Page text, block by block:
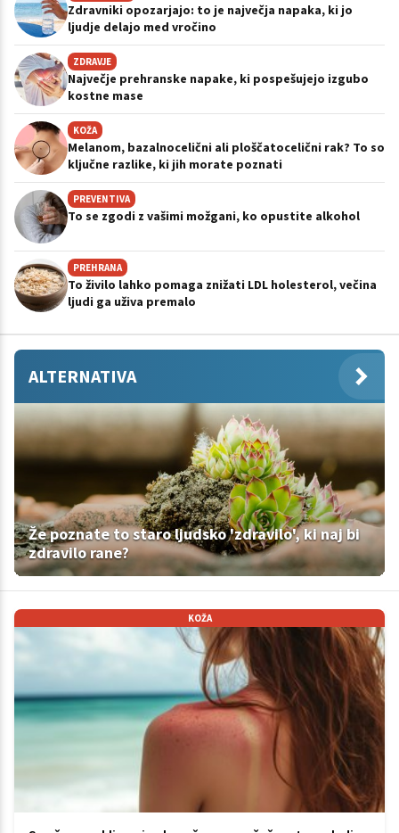
Zdravniki opozarjajo: to je največja napaka, ki jo
ljudje delajo med vročino
ZDRAVJE
Največje prehranske napake, ki pospešujejo izgubo
kostne mase
KOŽA
Melanom, bazalnocelični ali ploščatocelični rak? To so
ključne razlike, ki jih morate poznati
PREVENTIVA
To se zgodi z vašimi možgani, ko opustite alkohol
PREHRANA
To živilo lahko pomaga znižati LDL holesterol, večina
ljudi ga uživa premalo
ALTERNATIVA
Že poznate to staro ljudsko 'zdravilo', ki naj bi
zdravilo rane?
KOŽA